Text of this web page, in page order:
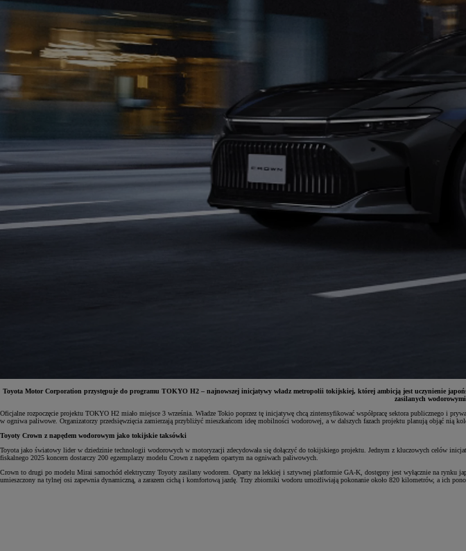
Yaris Cross
HYBRID
Toyota Motor Corporation przystępuje do programu TOKYO H2 – najnowszej inicjatywy władz metropolii tokijskiej, której ambicją jest uczynienie
zasilanych
Oficjalne rozpoczęcie projektu TOKYO H2 miało miejsce 3 września. Władze Tokio poprzez tę inicjatywę chcą zintensyfikować współpracę sektora publicznego i
w ogniwa paliwowe. Organizatorzy przedsięwzięcia zamierzają przybliżyć mieszkańcom ideę mobilności wodorowej, a w dalszych fazach projektu planują objąć nią
Toyoty Crown z napędem wodorowym jako tokijskie taksówki
Toyota jako światowy lider w dziedzinie technologii wodorowych w motoryzacji zdecydowała się dołączyć do tokijskiego projektu. Jednym z kluczowych celów
fiskalnego 2025 koncern dostarczy 200 egzemplarzy modelu Crown z napędem opartym na ogniwach paliwowych.
Crown to drugi po modelu Mirai samochód elektryczny Toyoty zasilany wodorem. Oparty na lekkiej i sztywnej platformie GA-K, dostępny jest wyłącznie na
umieszczony na tylnej osi zapewnia dynamiczną, a zarazem cichą i komfortową jazdę. Trzy zbiorniki wodoru umożliwiają pokonanie około 820 kilometrów, a ich